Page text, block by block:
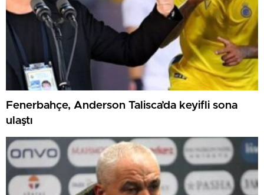
Fenerbahçe, Anderson Talisca’da keyifli sona
ulaştı